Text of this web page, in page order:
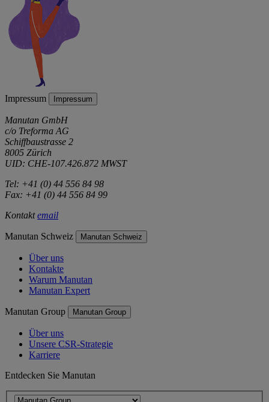
Impressum Impressum
Manutan GmbH
c/o Treforma AG
Schiffbaustrasse 2
8005 Zürich
UID: CHE-107.426.872 MWST
Tel: +41 (0) 44 556 84 98
Fax: +41 (0) 44 556 84 99
Kontaktemail
Manutan Schweiz Manutan Schweiz
Über uns
Kontakte
Warum Manutan
Manutan Expert
Manutan Group Manutan Group
Über uns
Unsere CSR-Strategie
Karriere
Entdecken Sie Manutan